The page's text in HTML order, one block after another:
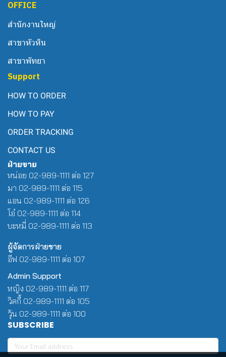
OFFICE
สำนักงานใหญ่
สาขาหัวหิน
สาขาพัทยา
Support
HOW TO ORDER
HOW TO PAY
ORDER TRACKING
CONTACT US
ฝ่ายขาย
หน่อย 02-989-1111 ต่อ 127
มา 02-989-1111 ต่อ 115
แอน 02-989-1111 ต่อ 126
โอ๋ 02-989-1111 ต่อ 114
บะหมี่ 02-989-1111 ต่อ 113
ผู้จัดการฝ่ายขาย
อีฟ 02-989-1111 ต่อ 107
Admin Support
หญิง 02-989-1111 ต่อ 117
วิคกี้ 02-989-1111 ต่อ 105
วุ้น 02-989-1111 ต่อ 100
SUBSCRIBE